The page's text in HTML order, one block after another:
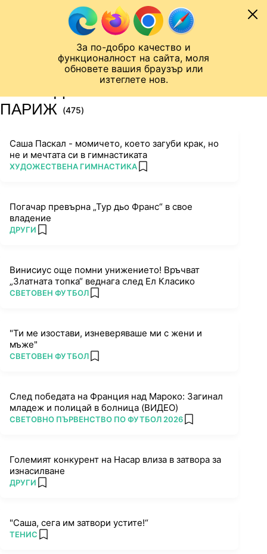
За по-добро качество и
функционалност на сайта, моля
обновете вашия браузър или
изтеглете нов.
Към съдържанието
Лига на Конференциите
ПАРИЖ (475)
Саша Паскал - момичето, което загуби крак, но
не и мечтата си в гимнастиката
ПОВЕЧЕ ОТ
ХУДОЖЕСТВЕНА ГИМНАСТИКА add favorites
Погачар превърна „Тур дьо Франс“ в свое
владение
ПОВЕЧЕ ОТ
ДРУГИ add favorites
Винисиус още помни унижението! Връчват
„Златната топка“ веднага след Ел Класико
ПОВЕЧЕ ОТ
СВЕТОВЕН ФУТБОЛ add favorites
"Ти ме изостави, изневеряваше ми с жени и
мъже"
ПОВЕЧЕ ОТ
СВЕТОВЕН ФУТБОЛ add favorites
След победата на Франция над Мароко: Загинал
младеж и полицай в болница (ВИДЕО)
ПОВЕЧЕ ОТ
СВЕТОВНО ПЪРВЕНСТВО ПО ФУТБОЛ 2026 add favorites
Големият конкурент на Насар влиза в затвора за
изнасилване
ПОВЕЧЕ ОТ
ДРУГИ add favorites
"Саша, сега им затвори устите!“
ПОВЕЧЕ ОТ
ТЕНИС add favorites